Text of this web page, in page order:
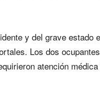
y del grave estado
Los dos
atención